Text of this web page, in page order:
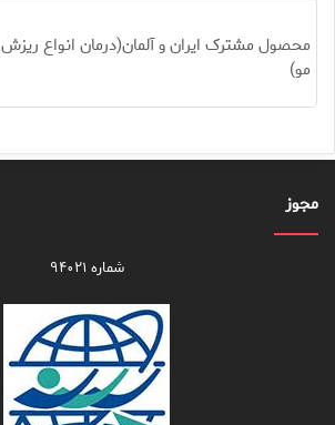
محصول مشترک ایران و آلمان(درمان انواع ریزش
مو)
مجوز
شماره ۹۴۰۲۱